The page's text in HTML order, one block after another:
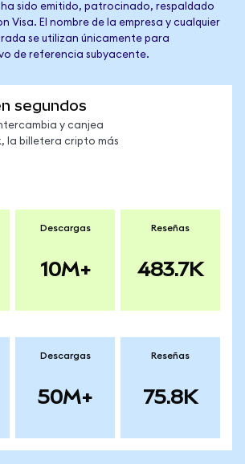
sido emitido, patrocinado, respaldado
Visa. El nombre de la empresa y cualquier
se utilizan únicamente para
de referencia subyacente.
segundos
y canjea
la billetera cripto más
Descargas
10M+
Reseñas
483.7K
Descargas
50M+
Reseñas
75.8K